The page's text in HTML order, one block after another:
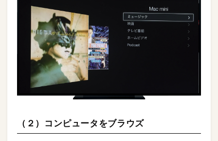
（２）コンピュータをブラウズ